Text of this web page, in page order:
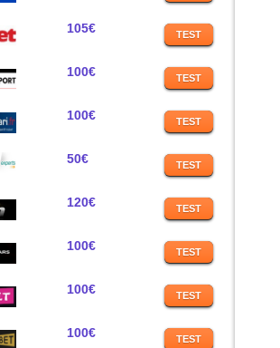
105€ TEST
100€ TEST
100€ TEST
50€ TEST
120€ TEST
100€ TEST
100€ TEST
100€ TEST